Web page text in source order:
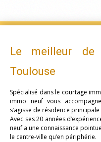
Le meilleur de
Toulouse
Spécialisé dans le courtage
immo neuf vous
s’agisse de résidence
Avec ses 20 années
neuf a une connaissance
le centre-ville qu’en périphérie.